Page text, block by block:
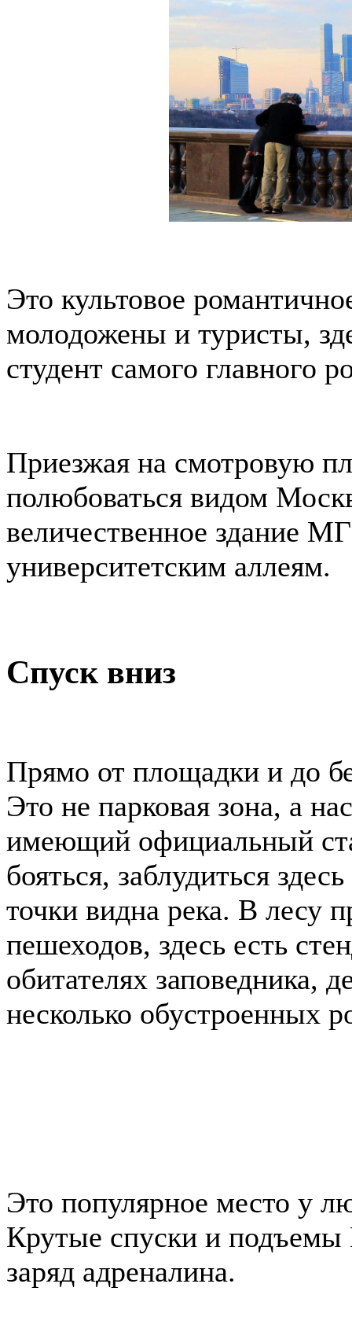
Это культовое
молодожены и туристы,
студент самого главного
Приезжая на смотровую
полюбоваться видом
величественное здание
университетским аллеям.
Спуск вниз
Прямо от площадки и до
Это не парковая зона, а
имеющий официальный
бояться, заблудиться
точки видна река. В лесу
пешеходов, здесь есть
обитателях заповедника,
несколько обустроенных
Это популярное место у
Крутые спуски и
заряд адреналина.